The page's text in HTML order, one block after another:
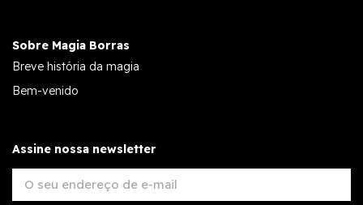
Sobre Magia Borras
Breve história da magia
Bem-venido
Assine nossa newsletter